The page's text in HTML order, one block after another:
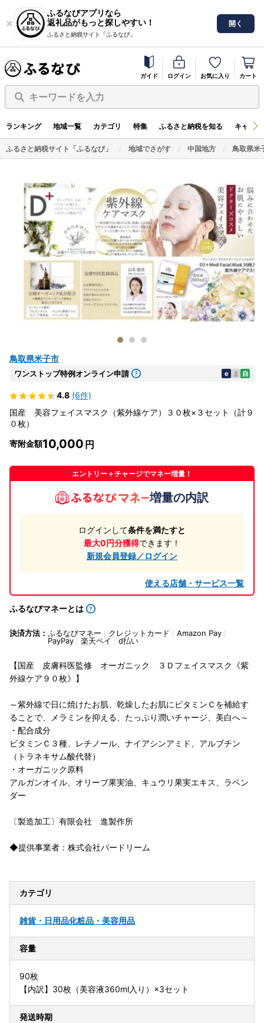
ふるなびアプリなら
返礼品がもっと探しやすい！
ふるさと納税サイト「ふるなび」
開く
ガイド ログイン お気に入り カート
キーワードを入力
ランキング 地域一覧 カテゴリ 特集 ふるさと納税を知る キャン
ふるさと納税サイト「ふるなび」 地域でさがす 中国地方 鳥取県米
鳥取県米子市
ワンストップ特例オンライン申請 e ま 自
4.8 (6件)
国産 美容フェイスマスク（紫外線ケア）３０枚×３セット（計９
０枚）
寄附金額10,000
エントリー＋チャージでマネー増量！
増量の内訳
ログインして条件を満たすと
最大0円分獲得できます！
新規会員登録／ログイン
使える店舗・サービス一覧
ふるなびマネーとは
決済方法： ふるなびマネー クレジットカード
Amazon Pay
PayPay
楽天ペイ d払い
【国産 皮膚科医監修 オーガニック ３Ｄフェイスマスク《紫
外線ケア９０枚》】
～紫外線で日に焼けたお肌、乾燥したお肌にビタミンＣを補給す
ることで、メラミンを抑える、たっぷり潤いチャージ、美白へ～
・配合成分
ビタミンＣ３種、レチノール、ナイアシンアミド、アルブチン
（トラネキサム酸代替）
・オーガニック原料
アルガンオイル、オリーブ果実油、キュウリ果実エキス、ラベン
ダー
〔製造加工〕有限会社 進製作所
◆提供事業者：株式会社バードリーム
カテゴリ
雑貨・日用品化粧品・美容用品
容量
90枚
【内訳】30枚（美容液360ml入り）×3セット
発送時期